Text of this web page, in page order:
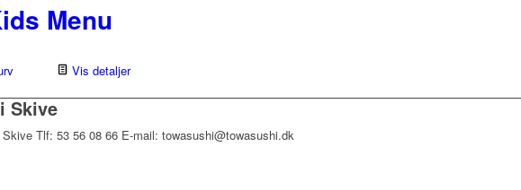
Menu
Vis detaljer
Skive
Tlf: 53 56 08 66 E-mail: towasushi@towasushi.dk